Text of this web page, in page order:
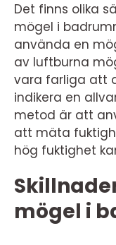
Det finns olika
mögel i
använda en
av luftburna
vara farliga att
indikera en
metod är att
att mäta
hög fuktighet
mögel i